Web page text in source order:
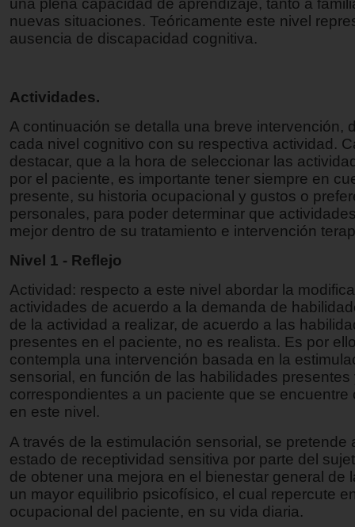
una plena capacidad de aprendizaje, tanto a
nuevas situaciones. Teóricamente este nivel
ausencia de discapacidad cognitiva.
Actividades.
A continuación se detalla una breve intervención,
cada nivel cognitivo con su respectiva actividad.
destacar, que a la hora de seleccionar las
por el paciente, es importante tener siempre en
presente, su historia ocupacional y gustos o
personales, para poder determinar que
mejor dentro de su tratamiento e intervención
Nivel 1 - Reflejo
Actividad: respecto a este nivel abordar la
actividades de acuerdo a la demanda de
de la actividad a realizar, de acuerdo a las
presentes en el paciente, no es realista. Es por
contempla una intervención basada en la
sensorial, en función de las habilidades presentes
correspondientes a un paciente que se encuentre
en este nivel.
A través de la estimulación sensorial, se pretende
estado de receptividad sensitiva por parte del
de obtener una mejora en el bienestar general de
un mayor equilibrio psicofísico, el cual repercute
ocupacional del paciente, en su vida diaria.